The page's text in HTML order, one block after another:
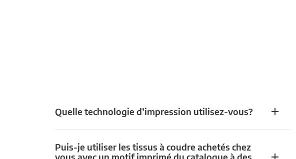
Quelle technologie d’impression utilisez-vous?
Puis-je utiliser les tissus à coudre achetés chez
vous avec un motif imprimé du catalogue à des